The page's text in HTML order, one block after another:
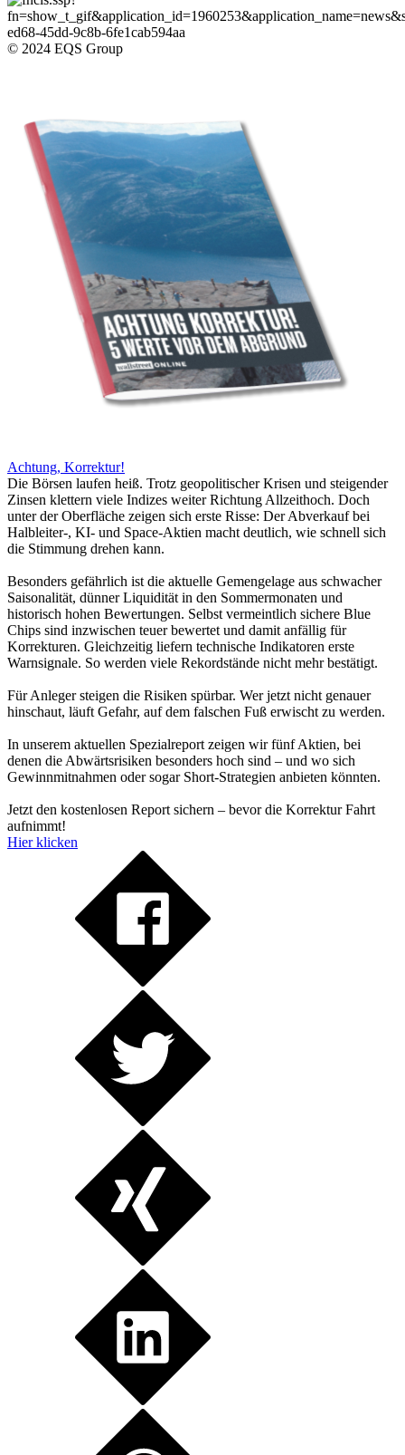
© 2024 EQS Group
Achtung, Korrektur!
Die Börsen laufen heiß. Trotz geopolitischer Krisen und steigender
Zinsen klettern viele Indizes weiter Richtung Allzeithoch. Doch
unter der Oberfläche zeigen sich erste Risse: Der Abverkauf bei
Halbleiter-, KI- und Space-Aktien macht deutlich, wie schnell sich
die Stimmung drehen kann.
Besonders gefährlich ist die aktuelle Gemengelage aus schwacher
Saisonalität, dünner Liquidität in den Sommermonaten und
historisch hohen Bewertungen. Selbst vermeintlich sichere Blue
Chips sind inzwischen teuer bewertet und damit anfällig für
Korrekturen. Gleichzeitig liefern technische Indikatoren erste
Warnsignale. So werden viele Rekordstände nicht mehr bestätigt.
Für Anleger steigen die Risiken spürbar. Wer jetzt nicht genauer
hinschaut, läuft Gefahr, auf dem falschen Fuß erwischt zu werden.
In unserem aktuellen Spezialreport zeigen wir fünf Aktien, bei
denen die Abwärtsrisiken besonders hoch sind – und wo sich
Gewinnmitnahmen oder sogar Short-Strategien anbieten könnten.
Jetzt den kostenlosen Report sichern – bevor die Korrektur Fahrt
aufnimmt!
Hier klicken